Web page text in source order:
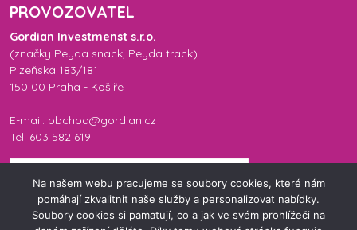
PROVOZOVATEL
Gordian Investmenst s.r.o.
(značky Peyda snack Peyda track)
Plzeňská 183/181
150 00 Praha - Košíře
E-mail: obchod@gordian.cz
Tel. 603 582 619
Na našem webu pracujeme se soubory cookies, které nám
pomáhají zkvalitnit naše služby a personalizovat nabídky.
Soubory cookies si pamatují, co a jak ve svém prohlížeči na